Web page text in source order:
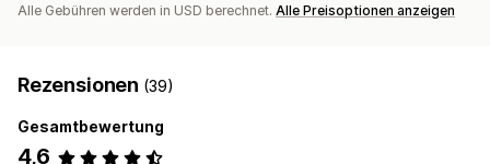
Alle Gebühren werden in USD berechnet. Alle Preisoptionen anzeigen
Rezensionen (39)
Gesamtbewertung
4,6